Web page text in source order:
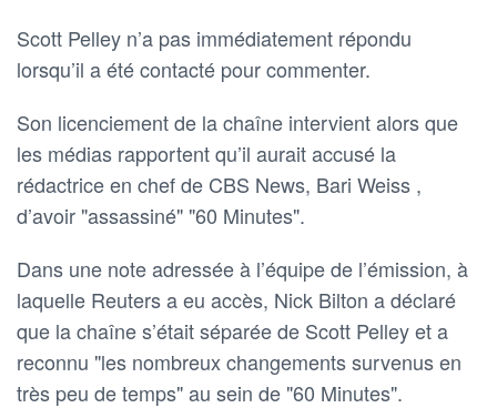
Scott Pelley n’a pas immédiatement répondu
lorsqu’il a été contacté pour commenter.
Son licenciement de la chaîne intervient alors que
les médias rapportent qu’il aurait accusé la
rédactrice en chef de CBS News, Bari Weiss ,
d’avoir "assassiné" "60 Minutes".
Dans une note adressée à l’équipe de l’émission, à
laquelle Reuters a eu accès, Nick Bilton a déclaré
que la chaîne s’était séparée de Scott Pelley et a
reconnu "les nombreux changements survenus en
très peu de temps" au sein de "60 Minutes".